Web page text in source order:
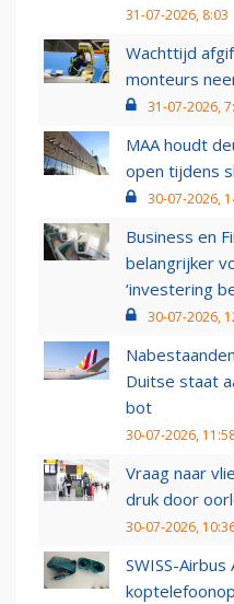
31-07-2026, 8:03
Wachttijd
monteurs
31-07-2026,
MAA houdt
open tijdens
30-07-2026,
Business en
belangrijker
‘investering
30-07-2026,
Duitse staat
bot
30-07-2026,
Vraag naar
druk door
30-07-2026,
SWISS-